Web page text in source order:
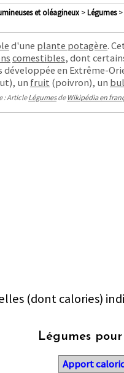
et oléagineux> légumes>
d'une plante potagère.
comestibles, dont
en Extrême-
un fruit (poivron), un
: ArticleLégumesde Wikipédia en
(dont calories)
Légumes
Apport